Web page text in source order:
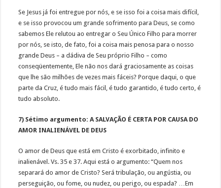
Se Jesus já foi entregue por nós, e se isso foi a coisa mais difícil,
e se isso provocou um grande sofrimento para Deus, se como
sabemos Ele relutou ao entregar o Seu Único Filho para morrer
por nós, se isto, de fato, foi a coisa mais penosa para o nosso
grande Deus – a dádiva de Seu próprio Filho – como
conseqüentemente, Ele não nos dará graciosamente as coisas
que lhe são milhões de vezes mais fáceis? Porque daqui, o que
parte da Cruz, é tudo mais fácil, é tudo garantido, é tudo certo, é
tudo absoluto.
7) Sétimo argumento: A SALVAÇÃO É CERTA POR CAUSA DO
AMOR INALIENÁVEL DE DEUS
O amor de Deus que está em Cristo é exorbitado, infinito e
inalienável. Vs. 35 e 37. Aqui está o argumento: “Quem nos
separará do amor de Cristo? Será tribulação, ou angústia, ou
perseguição, ou fome, ou nudez, ou perigo, ou espada? …Em